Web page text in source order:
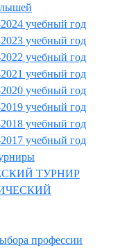
учебный год
учебный год
учебный год
учебный год
учебный год
учебный год
учебный год
учебный год
ТУРНИР
профессии